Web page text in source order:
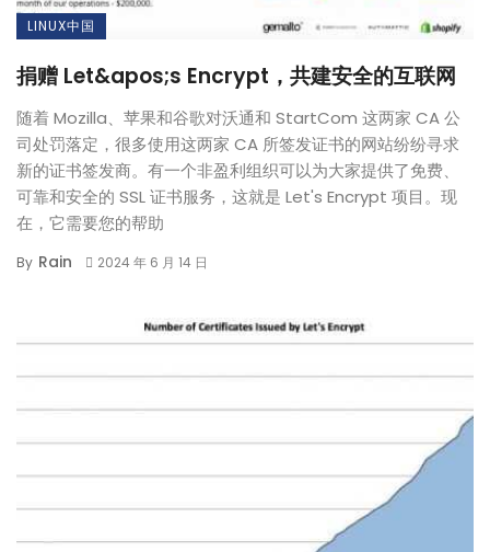
LINUX中国
捐赠 Let&apos;s Encrypt，共建安全的互联网
随着 Mozilla、苹果和谷歌对沃通和 StartCom 这两家 CA 公
司处罚落定，很多使用这两家 CA 所签发证书的网站纷纷寻求
新的证书签发商。有一个非盈利组织可以为大家提供了免费、
可靠和安全的 SSL 证书服务，这就是 Let's Encrypt 项目。现
在，它需要您的帮助
By Rain 2024 年 6 月 14 日